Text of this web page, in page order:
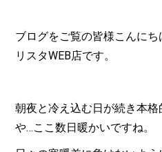
ブログをご覧の皆様こんにち
リスタWEB店です。
朝夜と冷え込む日が続き本
や…ここ数日暖かいですね。